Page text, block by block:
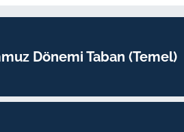
Dönemi Taban (Temel)